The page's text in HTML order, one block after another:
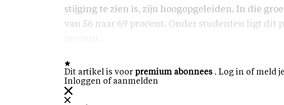
stijging te zien is, zijn hoogopgeleiden. In die
van 56 naar 69 procent. Onder studenten ligt dit
Dit artikel is voor premium abonnees . Log in of meld
Inloggen of aanmelden